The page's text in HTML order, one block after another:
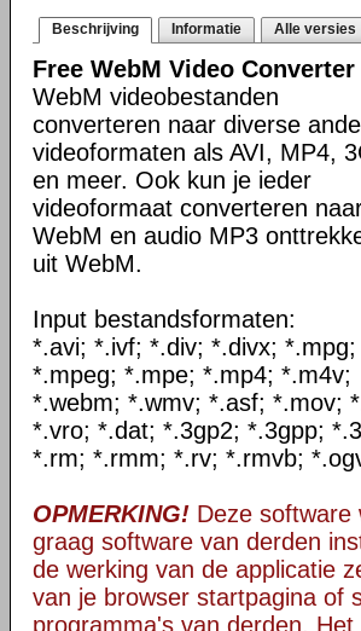
Beschrijving Informatie Alle versies
Free WebM Video Converter
WebM videobestanden
converteren naar diverse
videoformaten als AVI, MP4,
en meer. Ook kun je ieder
videoformaat converteren
WebM en audio MP3
uit WebM.
Input bestandsformaten:
*.avi; *.ivf; *.div; *.divx; *.mpg;
*.mpeg; *.mpe; *.mp4; *.m4v;
*.webm; *.wmv; *.asf; *.mov;
*.vro; *.dat; *.3gp2; *.3gpp;
*.rm; *.rmm; *.rv; *.rmvb;
OPMERKING! Deze software
graag software van derden
de werking van de applicatie
van je browser startpagina of
programma's van derden.